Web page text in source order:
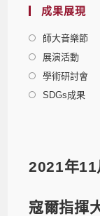
成果展現
師大音樂節
展演活動
學術研討會
SDGs成果
2021年11
寇爾指揮